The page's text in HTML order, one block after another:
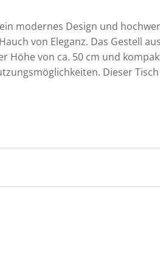
modernes Design und
von Eleganz. Das Gestell
von ca. 50 cm und
Dieser